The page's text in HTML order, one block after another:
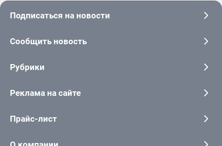
Подписаться на новости
Сообщить новость
Рубрики
Реклама на сайте
Прайс-лист